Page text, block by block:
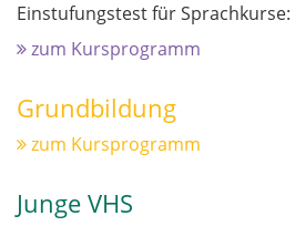
Einstufungstest für Sprachkurse:
zum Kursprogramm
Grundbildung
zum Kursprogramm
Junge VHS